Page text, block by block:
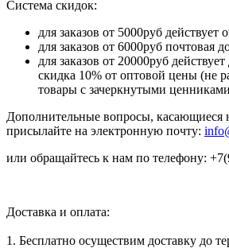
Система скидок:
для заказов от 5000руб действует
для заказов от 6000руб почтовая
для заказов от 20000руб
скидка 10% от оптовой цены (не
товары с зачеркнутыми
Дополнительные вопросы, касающиеся
присылайте на электронную почту:
или обращайтесь к нам по телефону:
Доставка и оплата:
1. Бесплатно осуществим доставку до